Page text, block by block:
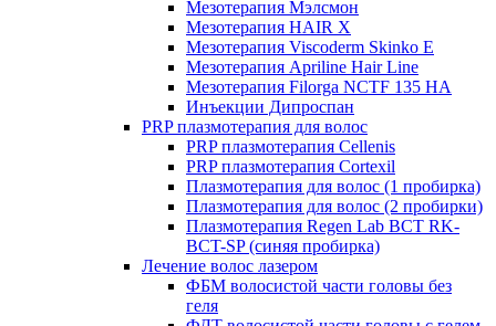
Мезотерапия Мэлсмон
Мезотерапия HAIR X
Мезотерапия Viscoderm Skinko E
Мезотерапия Apriline Hair Line
Мезотерапия Filorga NCTF 135 HA
Инъекции Дипроспан
PRP плазмотерапия для волос
PRP плазмотерапия Cellenis
PRP плазмотерапия Cortexil
Плазмотерапия для волос (1 пробирка)
Плазмотерапия для волос (2 пробирки)
Плазмотерапия Regen Lab BCT RK-
BCT-SP (синяя пробирка)
Лечение волос лазером
ФБМ волосистой части головы без
геля